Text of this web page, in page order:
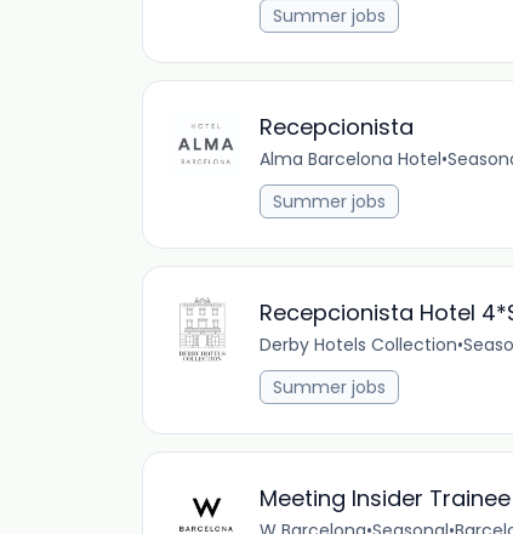
Summer jobs
Recepcionista
Alma Barcelona Hotel•
Summer jobs
Recepcionista Hotel
Derby Hotels Collection•
Summer jobs
Meeting Insider